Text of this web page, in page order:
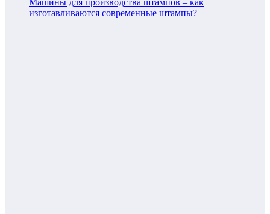
Машины для производства штампов – как
изготавливаются современные штампы?